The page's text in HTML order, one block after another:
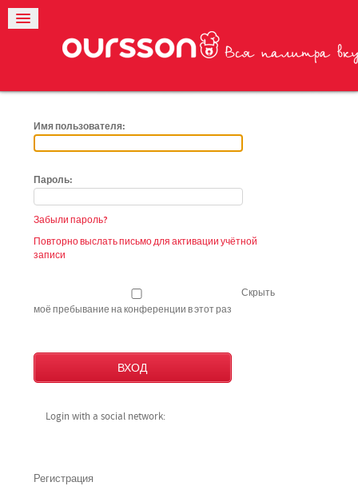
Имя пользователя:
Пароль:
Забыли пароль?
Повторно выслать письмо для активации учётной
записи
Скрыть
моё пребывание на конференции в этот раз
Login with a social network:
Регистрация